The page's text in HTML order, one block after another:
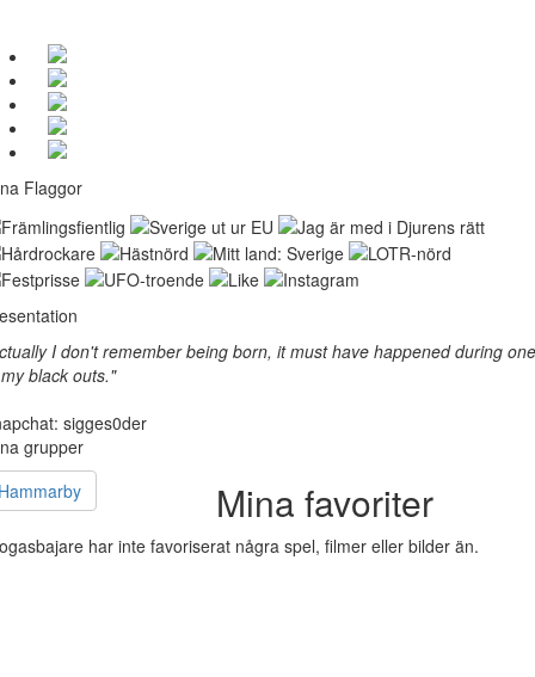
Flaggor
I don't remember being born, it must have happened during one
black outs."
sigges0der
grupper
Mina favoriter
har inte favoriserat några spel, filmer eller bilder än.